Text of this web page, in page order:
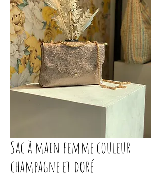
Sac à main femme couleur
champagne et doré